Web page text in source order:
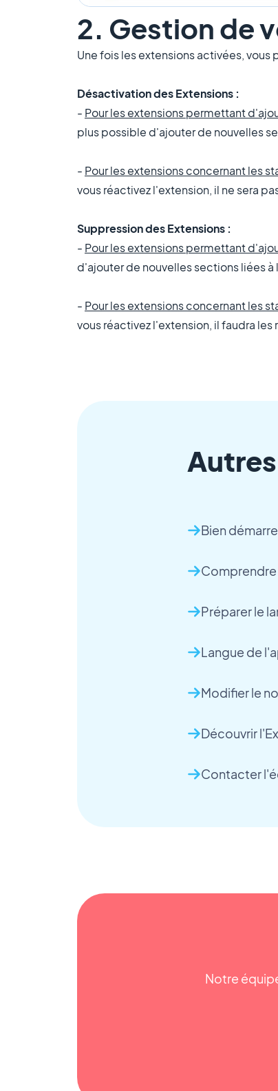
2. Gestion de
Une fois les extensions activées, vous
Désactivation des Extensions :
- Pour les extensions​ permettant
plus possible d'ajouter de nouvelles
- Pour les extensions concernant les
vous réactivez l'extension, il ne sera
Suppression des Extensions :
- Pour les extensions permettant
d'ajouter de nouvelles sections liées à
- Pour les extensions concernant les
vous réactivez l'extension, il faudra les
Bien
Préparer le
Langue de
Modifier le
Découvrir
Contacter
Notre